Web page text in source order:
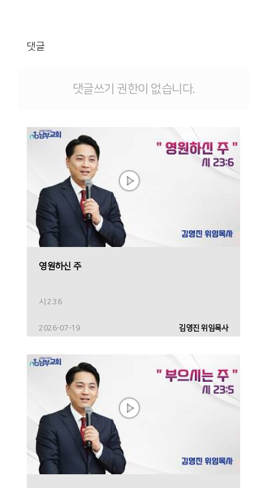
댓글
댓글쓰기 권한이 없습니다.
영원하신 주
시 23:6
2026-07-19 김영진 위임목사